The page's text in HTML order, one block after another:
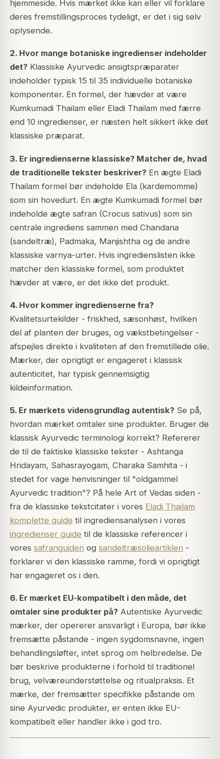
hjemmeside. Hvis mærket ikke kan eller vil forklare
deres fremstillingsproces tydeligt, er det i sig selv
oplysende.
2. Hvor mange botaniske ingredienser indeholder
det? Klassiske Ayurvedic ansigtspræparater
indeholder typisk 15 til 35 individuelle botaniske
komponenter. En formel, der hævder at være
Kumkumadi Thailam eller Eladi Thailam med færre
end 10 ingredienser, er næsten helt sikkert ikke det
klassiske præparat.
3. Er ingredienserne klassiske? Matcher de, hvad
de traditionelle tekster beskriver? En ægte Eladi
Thailam formel bør indeholde Ela (kardemomme)
som sin hovedurt. En ægte Kumkumadi formel bør
indeholde ægte safran (Crocus sativus) som sin
centrale ingrediens sammen med Chandana
(sandeltræ), Padmaka, Manjishtha og de andre
klassiske varnya-urter. Hvis ingredienslisten ikke
matcher den klassiske formel, som produktet
hævder at være, er det ikke det produkt.
4. Hvor kommer ingredienserne fra?
Kvalitetsurtekilder - friskhed, sæsonhøst, hvilken
del af planten der bruges, og vækstbetingelser -
afspejles direkte i kvaliteten af den fremstillede olie.
Mærker, der oprigtigt er engageret i klassisk
autenticitet, har typisk gennemsigtig
kildeinformation.
5. Er mærkets vidensgrundlag autentisk? Se på,
hvordan mærket omtaler sine produkter. Bruger de
klassisk Ayurvedic terminologi korrekt? Refererer
de til de faktiske klassiske tekster - Ashtanga
Hridayam, Sahasrayogam, Charaka Samhita - i
stedet for vage henvisninger til "oldgammel
Ayurvedic tradition"? På hele Art of Vedas siden -
fra de klassiske tekstcitater i vores Eladi Thailam
komplette guide til ingrediensanalysen i vores
ingredienser guide til de klassiske referencer i
vores safranguiden og sandeltræsolieartiklen -
forklarer vi den klassiske ramme, fordi vi oprigtigt
har engageret os i den.
6. Er mærket EU-kompatibelt i den måde, det
omtaler sine produkter på? Autentiske Ayurvedic
mærker, der opererer ansvarligt i Europa, bør ikke
fremsætte påstande - ingen sygdomsnavne, ingen
behandlingsløfter, intet sprog om helbredelse. De
bør beskrive produkterne i forhold til traditionel
brug, velværeunderstøttelse og ritualpraksis. Et
mærke, der fremsætter specifikke påstande om
sine Ayurvedic produkter, er enten ikke EU-
kompatibelt eller handler ikke i god tro.